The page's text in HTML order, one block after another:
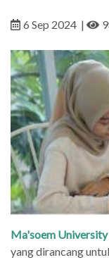
6 Sep 2024 |
Ma'soem University
yang dirancang